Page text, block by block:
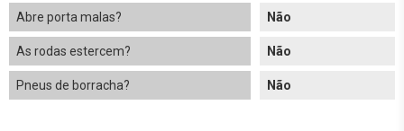
Abre porta malas? Não
As rodas estercem? Não
Pneus de borracha? Não